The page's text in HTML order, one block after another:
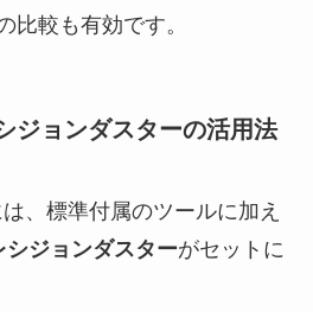
比較も有効です。
ジョンダスターの活用法
、標準付属のツールに加え
シジョンダスターがセットに